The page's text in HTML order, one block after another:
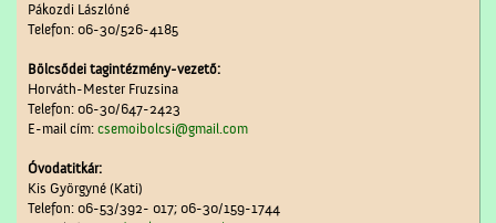
Pákozdi Lászlóné
Telefon: 06-30/526-4185
Bölcsődei tagintézmény-vezető:
Horváth-Mester Fruzsina
Telefon: 06-30/647-2423
E-mail cím: csemoibolcsi@gmail.com
Óvodatitkár:
Kis Györgyné (Kati)
Telefon: 06-53/392- 017; 06-30/159-1744